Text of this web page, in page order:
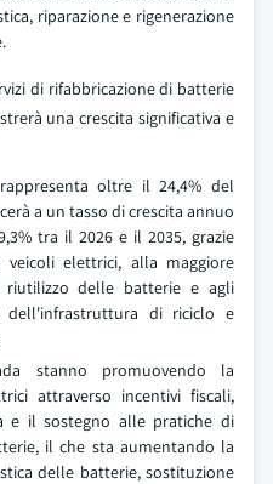
riparazione e rigenerazione
di rifabbricazione di batterie
una crescita significativa e
oltre il 24,4% del
a un tasso di crescita annuo
tra il 2026 e il 2035, grazie
elettrici, alla maggiore
riutilizzo delle batterie e agli
dell'infrastruttura di riciclo e
stanno promuovendo la
attraverso incentivi fiscali,
e il sostegno alle pratiche di
il che sta aumentando la
delle batterie, sostituzione